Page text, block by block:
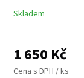
Skladem
1 650 Kč
Cena s DPH / ks